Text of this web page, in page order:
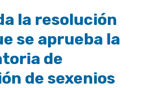
la resolución
se aprueba la
de
de sexenios